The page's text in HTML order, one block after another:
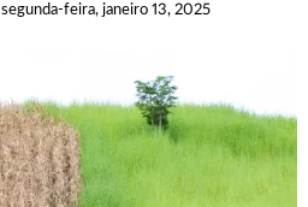
segunda-feira, janeiro 13, 2025